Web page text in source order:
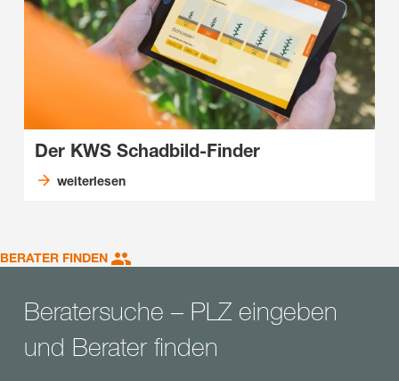
Der KWS Schadbild-Finder
weiterlesen
BERATER FINDEN
Beratersuche – PLZ eingeben
und Berater finden